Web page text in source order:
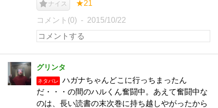
ナイス ★21
コメント(0) 2015/10/22
グリンタ
ネタバレ
ハガナちゃんどこに行っちまったん
だ・・・の間のハルくん奮闘中。あえて奮闘中な
のは、長い読書の末次巻に持ち越しやがったから